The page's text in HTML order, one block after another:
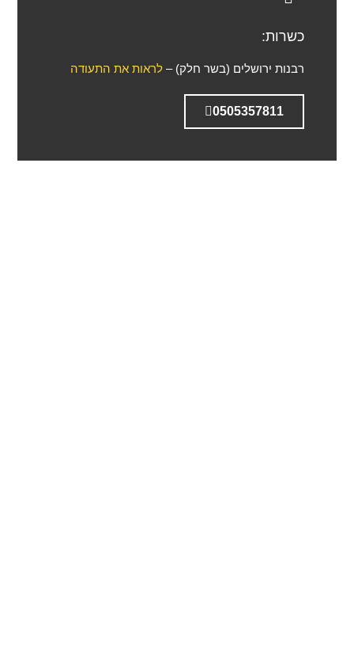
כשרות:
רבנות ירושלים (בשר חלק) – לראות את התעודה
0505357811